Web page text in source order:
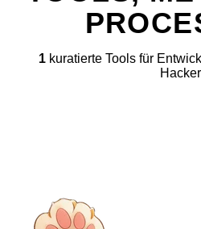
1 kuratierte Tools für
Hacker